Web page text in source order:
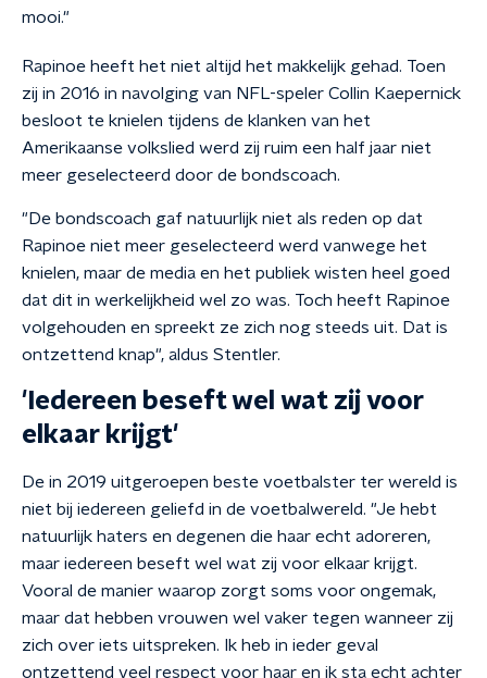
mooi."
Rapinoe heeft het niet altijd het makkelijk gehad. Toen
zij in 2016 in navolging van NFL-speler Collin Kaepernick
besloot te knielen tijdens de klanken van het
Amerikaanse volkslied werd zij ruim een half jaar niet
meer geselecteerd door de bondscoach.
"De bondscoach gaf natuurlijk niet als reden op dat
Rapinoe niet meer geselecteerd werd vanwege het
knielen, maar de media en het publiek wisten heel goed
dat dit in werkelijkheid wel zo was. Toch heeft Rapinoe
volgehouden en spreekt ze zich nog steeds uit. Dat is
ontzettend knap", aldus Stentler.
'Iedereen beseft wel wat zij voor
elkaar krijgt'
De in 2019 uitgeroepen beste voetbalster ter wereld is
niet bij iedereen geliefd in de voetbalwereld. "Je hebt
natuurlijk haters en degenen die haar echt adoreren,
maar iedereen beseft wel wat zij voor elkaar krijgt.
Vooral de manier waarop zorgt soms voor ongemak,
maar dat hebben vrouwen wel vaker tegen wanneer zij
zich over iets uitspreken. Ik heb in ieder geval
ontzettend veel respect voor haar en ik sta echt achter